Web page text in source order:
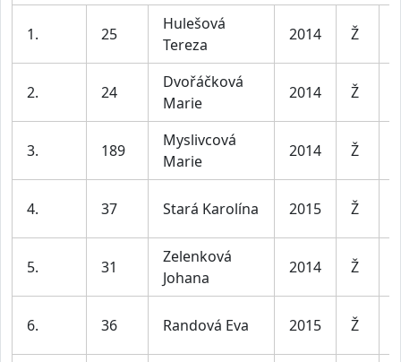
1. 25
Hulešová
Tereza
2014 Ž
2. 24
Dvořáčková
Marie
2014 Ž
3. 189
Myslivcová
Marie
2014 Ž
4. 37 Stará Karolína 2015 Ž
5. 31
Zelenková
Johana
2014 Ž
6. 36 Randová Eva 2015 Ž